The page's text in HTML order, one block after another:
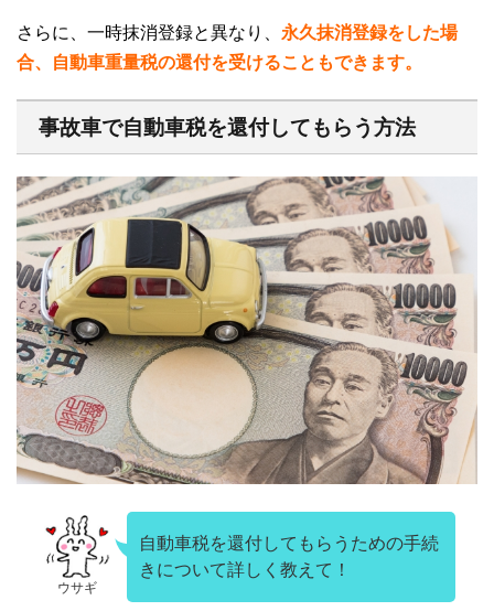
さらに、一時抹消登録と異なり、 永久抹消登録をした場
合、自動車重量税の還付を受けることもできます。
事故車で自動車税を還付してもらう方法
ウサギ
自動車税を還付してもらうための手続
きについて詳しく教えて！